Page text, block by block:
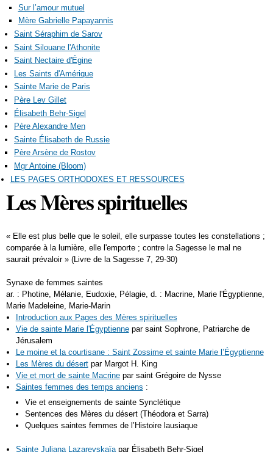
Sur l’amour mutuel
Mère Gabrielle Papayannis
Saint Séraphim de Sarov
Saint Silouane l'Athonite
Saint Nectaire d'Égine
Les Saints d'Amérique
Sainte Marie de Paris
Père Lev Gillet
Élisabeth Behr-Sigel
Père Alexandre Men
Sainte Élisabeth de Russie
Père Arsène de Rostov
Mgr Antoine (Bloom)
LES PAGES ORTHODOXES ET RESSOURCES
Les Mères spirituelles
« Elle est plus belle que le soleil, elle surpasse toutes les constellations ;
comparée à la lumière, elle l'emporte ; contre la Sagesse le mal ne
saurait prévaloir » (Livre de la Sagesse 7, 29-30)
Synaxe de femmes saintes
ar. : Photine, Mélanie, Eudoxie, Pélagie, d. : Macrine, Marie l'Égyptienne,
Marie Madeleine, Marie-Marin
Introduction aux Pages des Mères spirituelles
Vie de sainte Marie l'Égyptiennepar saint Sophrone, Patriarche de
Jérusalem
Le moine et la courtisane : Saint Zossime et sainte Marie l’Égyptienne
Les Mères du désertpar Margot H. King
Vie et mort de sainte Macrinepar saint Grégoire de Nysse
Saintes femmes des temps anciens :
Vie et enseignements de sainte Synclétique
Sentences des Mères du désert (Théodora et Sarra)
Quelques saintes femmes de l’Histoire lausiaque
Sainte Juliana Lazarevskaïapar Élisabeth Behr-Sigel